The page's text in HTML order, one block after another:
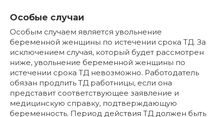
Особые случаи
Особым случаем является увольнение
беременной женщины по истечении срока ТД. За
исключением случая, который будет рассмотрен
ниже, увольнение беременной женщины по
истечении срока ТД невозможно. Работодатель
обязан продлить ТД работницы, если она
представит соответствующее заявление и
медицинскую справку, подтверждающую
беременность. Период действия ТД должен быть